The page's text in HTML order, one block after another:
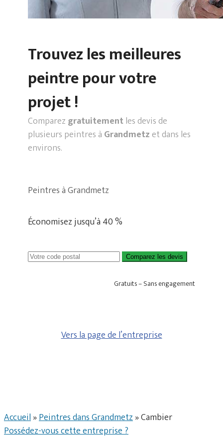
Trouvez les meilleures
peintre pour votre
projet !
Comparez gratuitementles devis de
plusieurs peintres à Grandmetzet dans les
environs.
Peintres à Grandmetz
Économisez jusqu’à 40 %
Comparez les devis
Gratuits – Sans engagement
Vers la page de l’entreprise
Accueil»Peintres dans Grandmetz»Cambier
Possédez-vous cette entreprise ?